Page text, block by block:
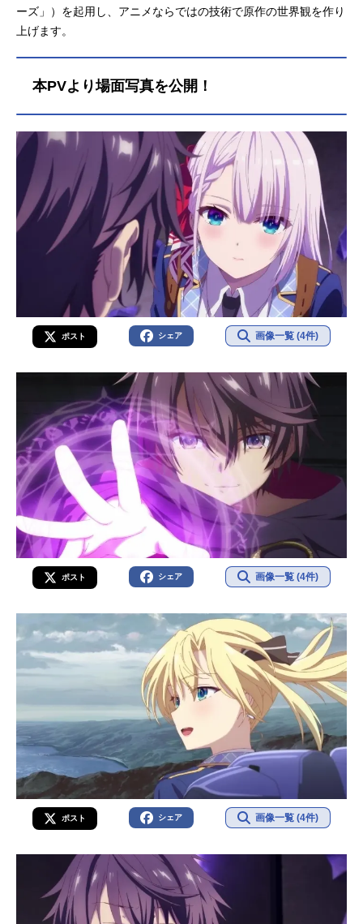
ーズ」）を起用し、アニメならではの技術で原作の世界観を作り
上げます。
本PVより場面写真を公開！
ポスト シェア 画像一覧 (4件)
ポスト シェア 画像一覧 (4件)
ポスト シェア 画像一覧 (4件)